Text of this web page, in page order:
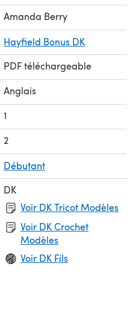
Amanda Berry
Hayfield Bonus DK
PDF téléchargeable
Anglais
1
2
Débutant
DK
Voir DK Tricot Modèles
Voir DK Crochet
Modèles
Voir DK Fils